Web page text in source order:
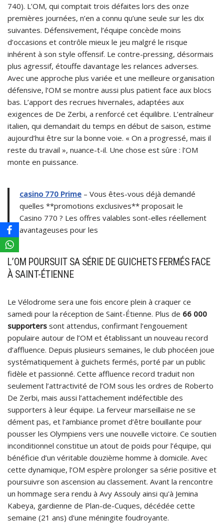
740). L’OM, qui comptait trois défaites lors des onze
premières journées, n’en a connu qu’une seule sur les dix
suivantes. Défensivement, l’équipe concède moins
d’occasions et contrôle mieux le jeu malgré le risque
inhérent à son style offensif. Le contre-pressing, désormais
plus agressif, étouffe davantage les relances adverses.
Avec une approche plus variée et une meilleure organisation
défensive, l’OM se montre aussi plus patient face aux blocs
bas. L’apport des recrues hivernales, adaptées aux
exigences de De Zerbi, a renforcé cet équilibre. L’entraîneur
italien, qui demandait du temps en début de saison, estime
aujourd’hui être sur la bonne voie. « On a progressé, mais il
reste du travail », nuance-t-il. Une chose est sûre : l’OM
monte en puissance.
casino 770 Prime – Vous êtes-vous déjà demandé
quelles **promotions exclusives** proposait le
Casino 770 ? Les offres valables sont-elles réellement
avantageuses pour les
L’OM POURSUIT SA SÉRIE DE GUICHETS FERMÉS FACE
À SAINT-ÉTIENNE
Le Vélodrome sera une fois encore plein à craquer ce
samedi pour la réception de Saint-Étienne. Plus de 66 000
supporters sont attendus, confirmant l’engouement
populaire autour de l’OM et établissant un nouveau record
d’affluence. Depuis plusieurs semaines, le club phocéen joue
systématiquement à guichets fermés, porté par un public
fidèle et passionné. Cette affluence record traduit non
seulement l’attractivité de l’OM sous les ordres de Roberto
De Zerbi, mais aussi l’attachement indéfectible des
supporters à leur équipe. La ferveur marseillaise ne se
dément pas, et l’ambiance promet d’être bouillante pour
pousser les Olympiens vers une nouvelle victoire. Ce soutien
inconditionnel constitue un atout de poids pour l’équipe, qui
bénéficie d’un véritable douzième homme à domicile. Avec
cette dynamique, l’OM espère prolonger sa série positive et
poursuivre son ascension au classement. Avant la rencontre
un hommage sera rendu à Avy Assouly ainsi qu'à Jemina
Kabeya, gardienne de Plan-de-Cuques, décédée cette
semaine (21 ans) d'une méningite foudroyante.